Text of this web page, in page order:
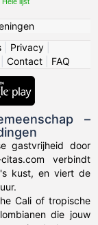
Privacy
Contact FAQ
–
gastvrijheid door
verbindt
kust, en viert de
Cali of tropische
die jouw